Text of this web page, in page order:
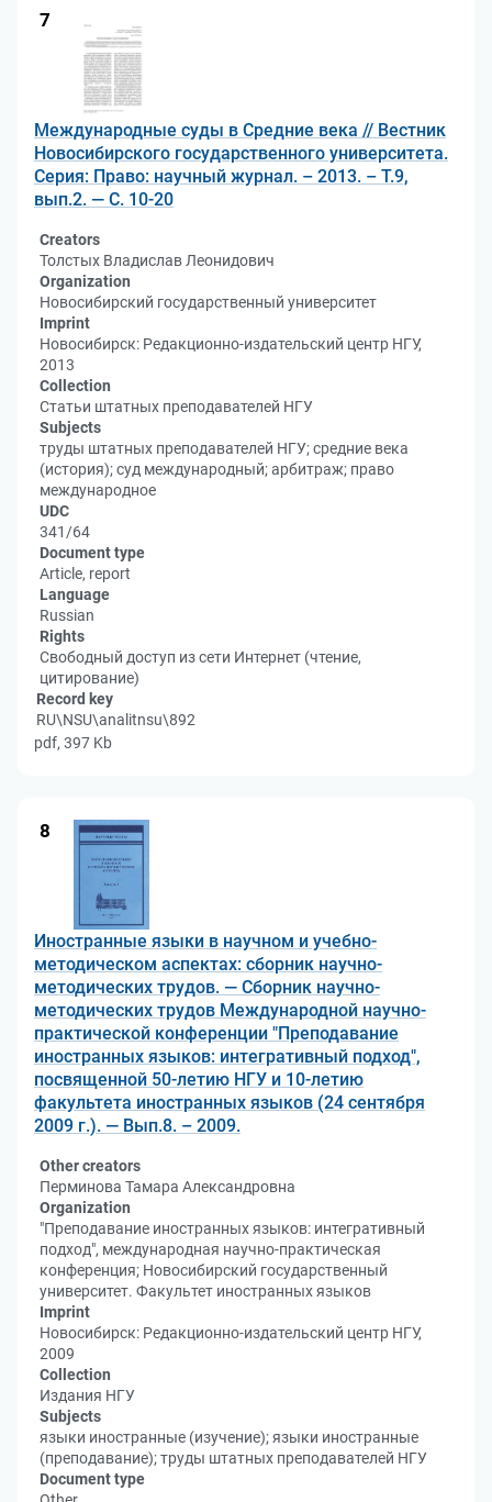
7
Международные суды в Средние века // Вестник
Новосибирского государственного университета.
Серия: Право: научный журнал. – 2013. – Т.9,
вып.2. — С. 10-20
Creators
Толстых Владислав Леонидович
Organization
Новосибирский государственный университет
Imprint
Новосибирск: Редакционно-издательский центр НГУ,
2013
Collection
Статьи штатных преподавателей НГУ
Subjects
труды штатных преподавателей НГУ; средние века
(история); суд международный; арбитраж; право
международное
UDC
341/64
Document type
Article, report
Language
Russian
Rights
Свободный доступ из сети Интернет (чтение,
цитирование)
Record key
RU\NSU\analitnsu\892
pdf, 397 Kb
8
Иностранные языки в научном и учебно-
методическом аспектах: сборник научно-
методических трудов. — Сборник научно-
методических трудов Международной научно-
практической конференции "Преподавание
иностранных языков: интегративный подход",
посвященной 50-летию НГУ и 10-летию
факультета иностранных языков (24 сентября
2009 г.). — Вып.8. – 2009.
Other creators
Перминова Тамара Александровна
Organization
"Преподавание иностранных языков: интегративный
подход", международная научно-практическая
конференция; Новосибирский государственный
университет. Факультет иностранных языков
Imprint
Новосибирск: Редакционно-издательский центр НГУ,
2009
Collection
Издания НГУ
Subjects
языки иностранные (изучение); языки иностранные
(преподавание); труды штатных преподавателей НГУ
Document type